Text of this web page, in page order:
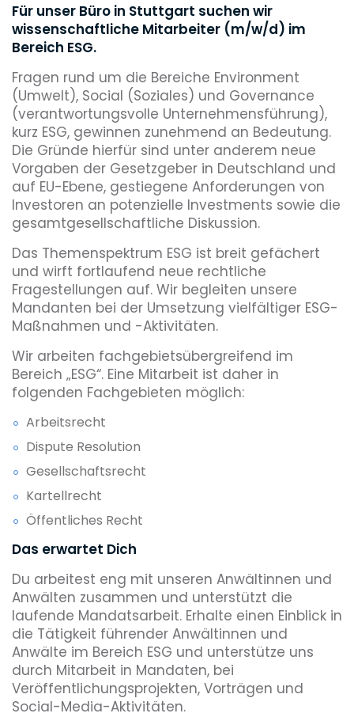
Für unser Büro in Stuttgart suchen wir
wissenschaftliche Mitarbeiter (m/w/d) im
Bereich ESG.
Fragen rund um die Bereiche Environment
(Umwelt), Social (Soziales) und Governance
(verantwortungsvolle Unternehmensführung),
kurz ESG, gewinnen zunehmend an Bedeutung.
Die Gründe hierfür sind unter anderem neue
Vorgaben der Gesetzgeber in Deutschland und
auf EU-Ebene, gestiegene Anforderungen von
Investoren an potenzielle Investments sowie die
gesamtgesellschaftliche Diskussion.
Das Themenspektrum ESG ist breit gefächert
und wirft fortlaufend neue rechtliche
Fragestellungen auf. Wir begleiten unsere
Mandanten bei der Umsetzung vielfältiger ESG-
Maßnahmen und -Aktivitäten.
Wir arbeiten fachgebietsübergreifend im
Bereich „ESG“. Eine Mitarbeit ist daher in
folgenden Fachgebieten möglich:
Arbeitsrecht
Dispute Resolution
Gesellschaftsrecht
Kartellrecht
Öffentliches Recht
Das erwartet Dich
Du arbeitest eng mit unseren Anwältinnen und
Anwälten zusammen und unterstützt die
laufende Mandatsarbeit. Erhalte einen Einblick in
die Tätigkeit führender Anwältinnen und
Anwälte im Bereich ESG und unterstütze uns
durch Mitarbeit in Mandaten, bei
Veröffentlichungsprojekten, Vorträgen und
Social-Media-Aktivitäten.